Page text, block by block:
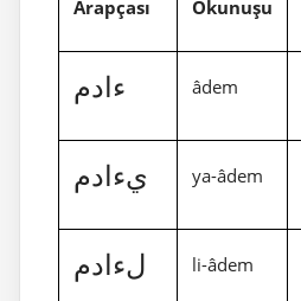
Arapçası Okunuşu
ءادم âdem
يءادم ya-âdem
لءادم li-âdem